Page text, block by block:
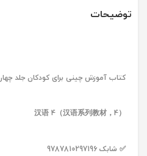
توضیحات
کتاب آموزش چینی برای کودکان جلد چهار 汉语 4
汉语 4（汉语系列教材，4）
✅ شابک 9787810297196